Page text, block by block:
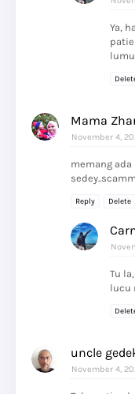
Ya,
Mama
November 4,
memang
Reply Delete
Tu
lucu
uncle
November 4,